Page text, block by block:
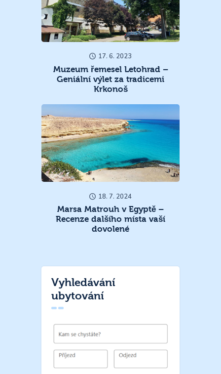
17. 6. 2023
Muzeum řemesel Letohrad –
Geniální výlet za tradicemi
Krkonoš
18. 7. 2024
Marsa Matrouh v Egyptě –
Recenze dalšího místa vaší
dovolené
Vyhledávání
ubytování